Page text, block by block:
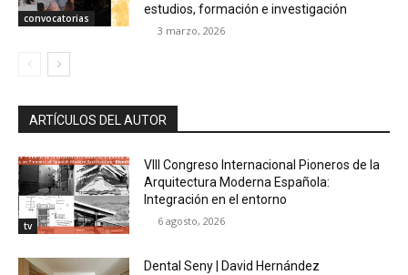
convocatorias
estudios, formación e investigación
3 marzo, 2026
ARTÍCULOS DEL AUTOR
tv
VIII Congreso Internacional Pioneros de la
Arquitectura Moderna Española:
Integración en el entorno
6 agosto, 2026
Dental Seny | David Hernández